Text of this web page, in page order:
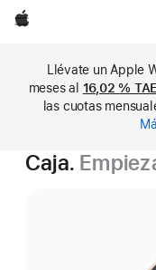
Apple
Llévate un Apple
meses al 16,02 % TAE
las cuotas
página
Caja.